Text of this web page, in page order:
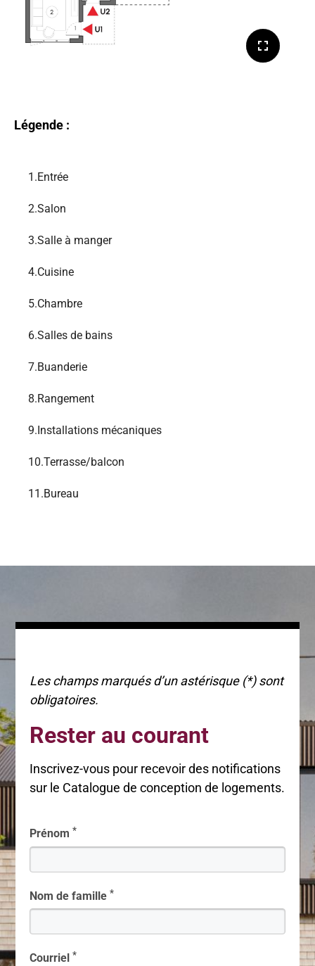
Légende :
1.Entrée
2.Salon
3.Salle à manger
4.Cuisine
5.Chambre
6.Salles de bains
7.Buanderie
8.Rangement
9. Installations mécaniques
10.Terrasse/balcon
11.Bureau
Les champs marqués d’un astérisque (*) sont
obligatoires.
Rester au courant
Inscrivez-vous pour recevoir des notifications
sur le Catalogue de conception de logements.
Prénom *
Nom de famille*
Courriel *